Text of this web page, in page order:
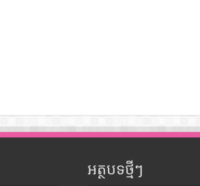
អត្ថបទថ្មីៗ